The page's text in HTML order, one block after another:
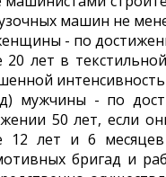
машин не
- по
20 лет в
- по
50 лет, если
12 лет и 6
бригад и